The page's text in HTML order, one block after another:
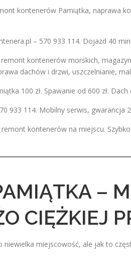
kontenerów Pamiątka, naprawa
– 570 933 114. Dojazd 40
kontenerów morskich,
dachów i drzwi, uszczelnianie,
100 zł. Spawanie od 600 zł.
933 114. Mobilny serwis, gwarancja
kontenerów na miejscu.
–
CIĘŻKIEJ
niewielka miejscowość, ale jak to